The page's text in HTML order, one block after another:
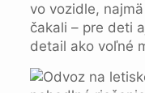
vo vozidle,
čakali – pre deti
detail ako voľné